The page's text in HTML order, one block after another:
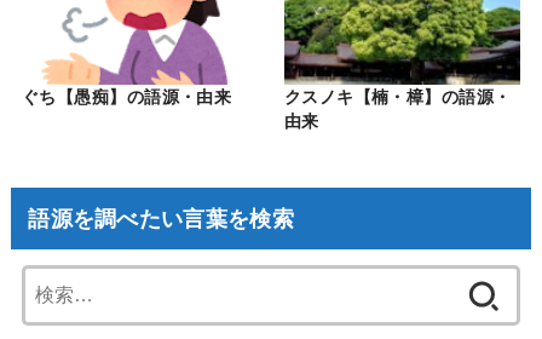
ぐち【愚痴】の語源・由来
クスノキ【楠・樟】の語源・
由来
語源を調べたい言葉を検索
索: